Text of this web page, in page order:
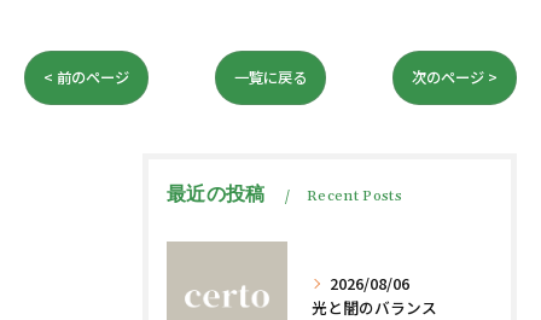
< 前のページ 一覧に戻る 次のページ >
最近の投稿 Recent Posts
2026/08/06
光と闇のバランス